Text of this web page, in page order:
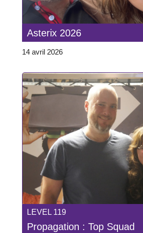
Asterix 2026
14 avril 2026
LEVEL 119
Propagation : Top Squad